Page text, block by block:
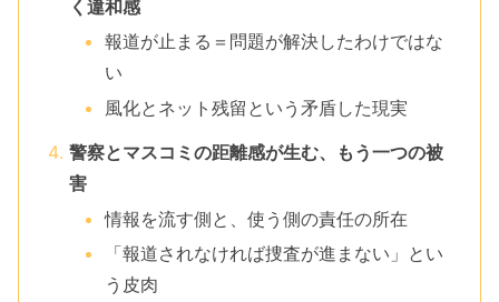
く違和感
報道が止まる＝問題が解決したわけではな
い
風化とネット残留という矛盾した現実
警察とマスコミの距離感が生む、もう一つの被
害
情報を流す側と、使う側の責任の所在
「報道されなければ捜査が進まない」とい
う皮肉